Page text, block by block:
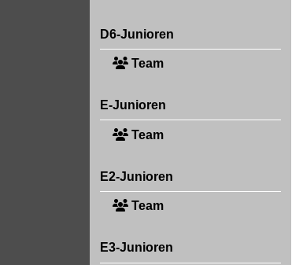
D6-Junioren
Team
E-Junioren
Team
E2-Junioren
Team
E3-Junioren